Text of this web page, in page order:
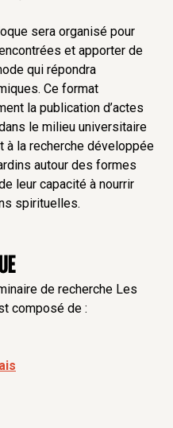
sera organisé pour
et apporter de
qui répondra
Ce format
la publication d’actes
le milieu universitaire
à la recherche développée
autour des formes
leur capacité à nourrir
spirituelles.
de recherche Les
composé de :